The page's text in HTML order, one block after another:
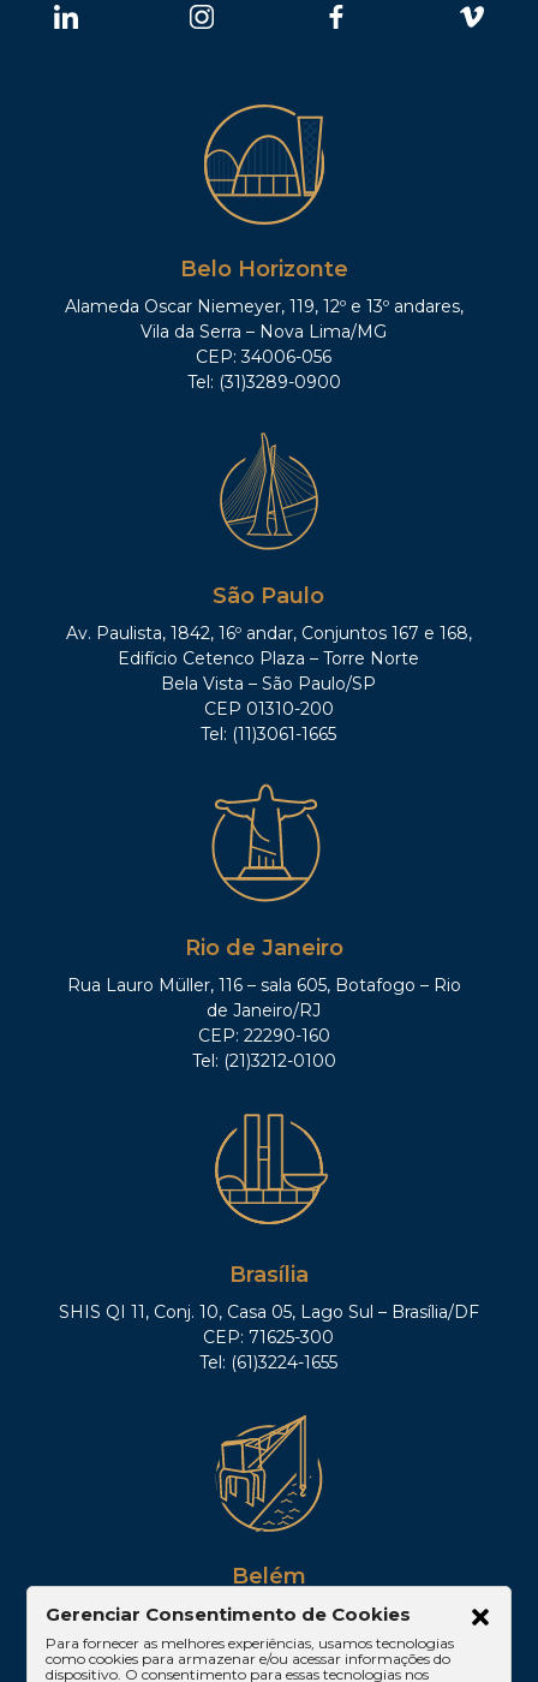
Belo Horizonte
Alameda Oscar Niemeyer, 119, 12º e 13º andares,
Vila da Serra – Nova Lima/MG
CEP: 34006-056
Tel: (31)3289-0900
São Paulo
Av. Paulista, 1842, 16º andar, Conjuntos 167 e 168,
Edifício Cetenco Plaza – Torre Norte
Bela Vista – São Paulo/SP
CEP 01310-200
Tel: (11)3061-1665
Rio de Janeiro
Rua Lauro Müller, 116 – sala 605, Botafogo – Rio
de Janeiro/RJ
CEP: 22290-160
Tel: (21)3212-0100
Brasília
SHIS QI 11, Conj. 10, Casa 05, Lago Sul – Brasília/DF
CEP: 71625-300
Tel: (61)3224-1655
Belém
Av. Visconde de Souza Franco, 05, Sala 2102 –
Edifício Quadra Corporate, Umarizal – Belém/PA
CEP: 66053-000
Gerenciar Consentimento de Cookies
Para fornecer as melhores experiências, usamos tecnologias
como cookies para armazenar e/ou acessar informações do
dispositivo. O consentimento para essas tecnologias nos